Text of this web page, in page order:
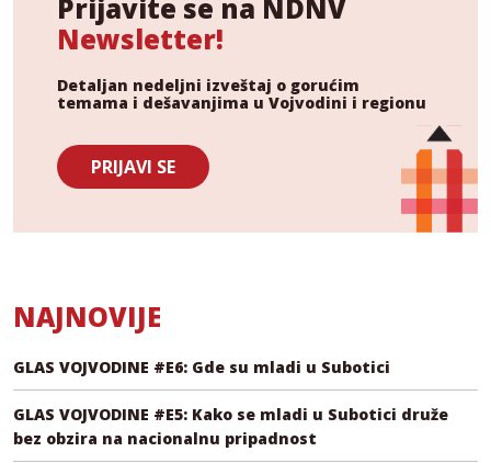
Prijavite se na NDNV
Newsletter!
Detaljan nedeljni izveštaj o gorućim
temama i dešavanjima u Vojvodini i regionu
PRIJAVI SE
NAJNOVIJE
GLAS VOJVODINE #E6: Gde su mladi u Subotici
GLAS VOJVODINE #E5: Kako se mladi u Subotici druže
bez obzira na nacionalnu pripadnost